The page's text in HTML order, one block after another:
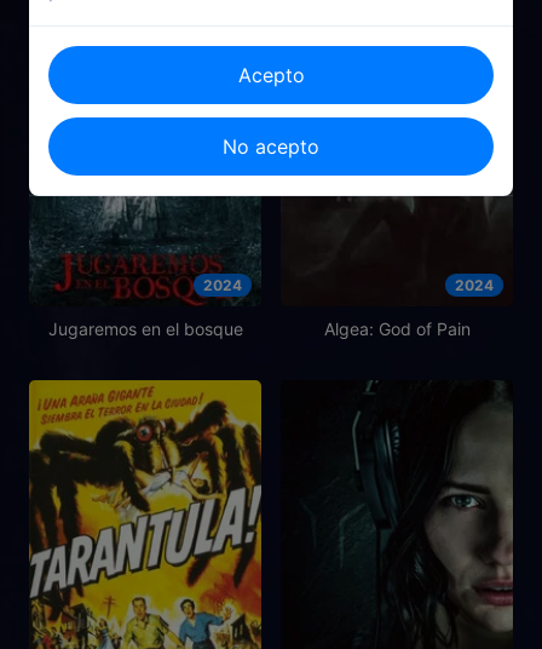
2024
Jugaremos en el bosque
2024
Algea: God of Pain
Acepto
No acepto